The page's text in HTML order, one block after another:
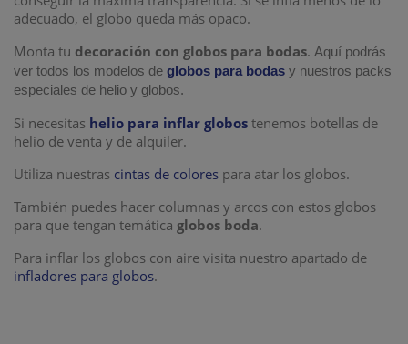
adecuado, el globo queda más opaco.
Monta tu decoración con globos para bodas. Aquí podrás
ver todos los modelos de globos para bodas y nuestros packs
especiales de helio y globos.
Si necesitas helio para inflar globos tenemos botellas de
helio de venta y de alquiler.
Utiliza nuestras cintas de colores para atar los globos.
También puedes hacer columnas y arcos con estos globos
para que tengan temática globos boda.
Para inflar los globos con aire visita nuestro apartado de
infladores para globos.